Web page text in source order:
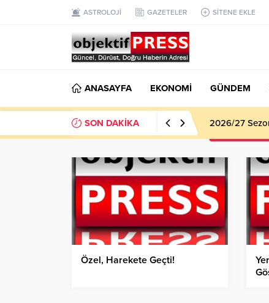
ASTROLOJİ GAZETELER SİTENE EKLE
ANASAYFA EKONOMİ GÜNDEM
SON DAKİKA Haliliye
Özel, Harekete Geçti!